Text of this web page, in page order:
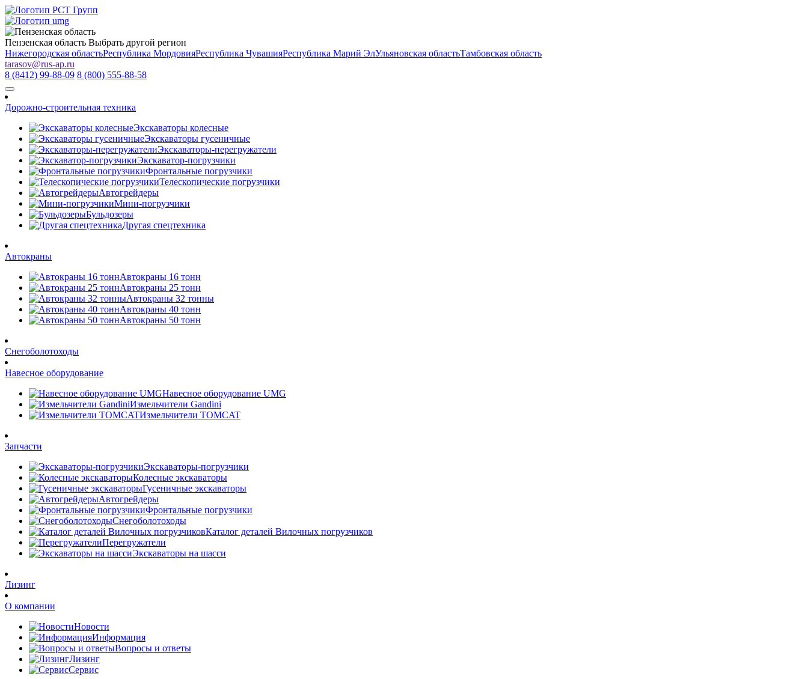
Пензенская область Выбрать другой регион
Нижегородская областьРеспублика МордовияРеспублика ЧувашияРеспублика Марий ЭлУльяновская областьТамбовская область
tarasov@rus-ap.ru
8 (8412) 99-88-09 8 (800) 555-88-58
Дорожно-строительная техника
Экскаваторы колесные
Экскаваторы гусеничные
Экскаваторы-перегружатели
Экскаватор-погрузчики
Фронтальные погрузчики
Телескопические погрузчики
Автогрейдеры
Мини-погрузчики
Бульдозеры
Другая спецтехника
Автокраны
Автокраны 16 тонн
Автокраны 25 тонн
Автокраны 32 тонны
Автокраны 40 тонн
Автокраны 50 тонн
Снегоболотоходы
Навесное оборудование
Навесное оборудование UMG
Измельчители Gandini
Измельчители TOMCAT
Запчасти
Экскаваторы-погрузчики
Колесные экскаваторы
Гусеничные экскаваторы
Автогрейдеры
Фронтальные погрузчики
Снегоболотоходы
Каталог деталей Вилочных погрузчиков
Перегружатели
Экскаваторы на шасси
Лизинг
О компании
Новости
Информация
Вопросы и ответы
Лизинг
Сервис